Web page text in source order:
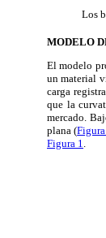

MODELO
El modelo
un material
carga
que la
mercado.
plana (
Figura 1.